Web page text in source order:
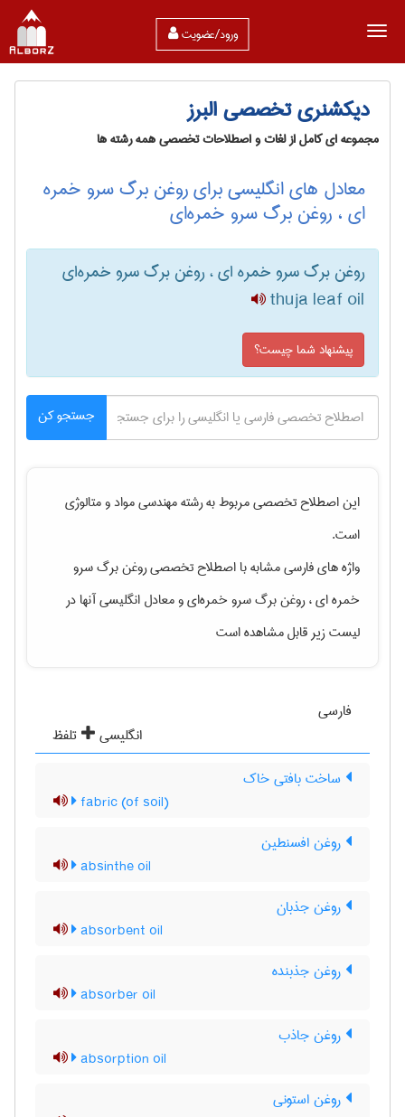
ورود/عضویت
دیکشنری تخصصی البرز
مجموعه ای کامل از لغات و اصطلاحات تخصصی همه رشته ها
معادل های انگلیسی برای روغن برگ سرو خمره
ای ، روغن برگ سرو خمره‌ای
روغن برگ سرو خمره ای ، روغن برگ سرو خمره‌ای
thuja leaf oil
پیشنهاد شما چیست؟
جستجو کن
این اصطلاح تخصصی مربوط به رشتهمهندسی مواد و متالوژی
است.
واژه های فارسی مشابه با اصطلاح تخصصیروغن برگ سرو
خمره ای ، روغن برگ سرو خمره‌ایو معادل انگلیسی آنها در
لیست زیر قابل مشاهده است
فارسی
انگلیسی
تلفظ
ساخت بافتی خاک
(fabric (of soil
روغن افسنطین
absinthe oil
روغن جذبان
absorbent oil
روغن جذبنده
absorber oil
روغن جاذب
absorption oil
روغن استونی